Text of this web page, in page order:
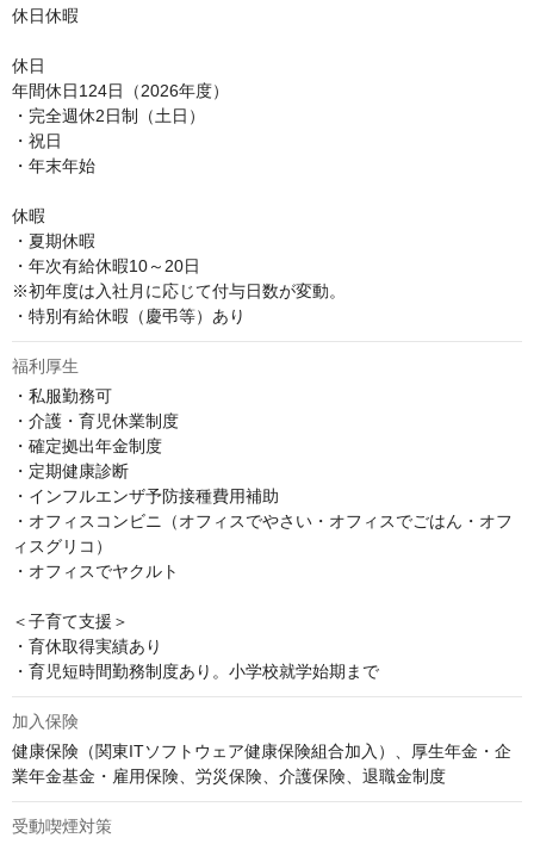
休日休暇
休日
年間休日124日（2026年度）
・完全週休2日制（土日）
・祝日
・年末年始
休暇
・夏期休暇
・年次有給休暇10～20日
※初年度は入社月に応じて付与日数が変動。
・特別有給休暇（慶弔等）あり
福利厚生
・私服勤務可
・介護・育児休業制度
・確定拠出年金制度
・定期健康診断
・インフルエンザ予防接種費用補助
・オフィスコンビニ（オフィスでやさい・オフィスでごはん・オフ
ィスグリコ）
・オフィスでヤクルト
＜子育て支援＞
・育休取得実績あり
・育児短時間勤務制度あり。小学校就学始期まで
加入保険
健康保険（関東ITソフトウェア健康保険組合加入）、厚生年金・企
業年金基金・雇用保険、労災保険、介護保険、退職金制度
受動喫煙対策